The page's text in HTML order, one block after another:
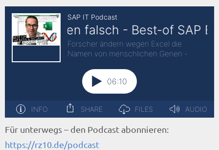
Für unterwegs – den Podcast abonnieren:
https://rz10.de/podcast